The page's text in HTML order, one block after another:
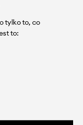
tylko to, co
to: